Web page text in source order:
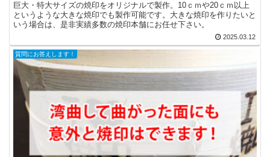
巨大・特大サイズの焼印をオリジナルで製作。10ｃｍや20ｃｍ以上
というような大きな焼印でも製作可能です。大きな焼印を作りたいと
いう場合は、是非実績多数の焼印本舗にお任せ下さい。
2025.03.12
質問にお答えします！